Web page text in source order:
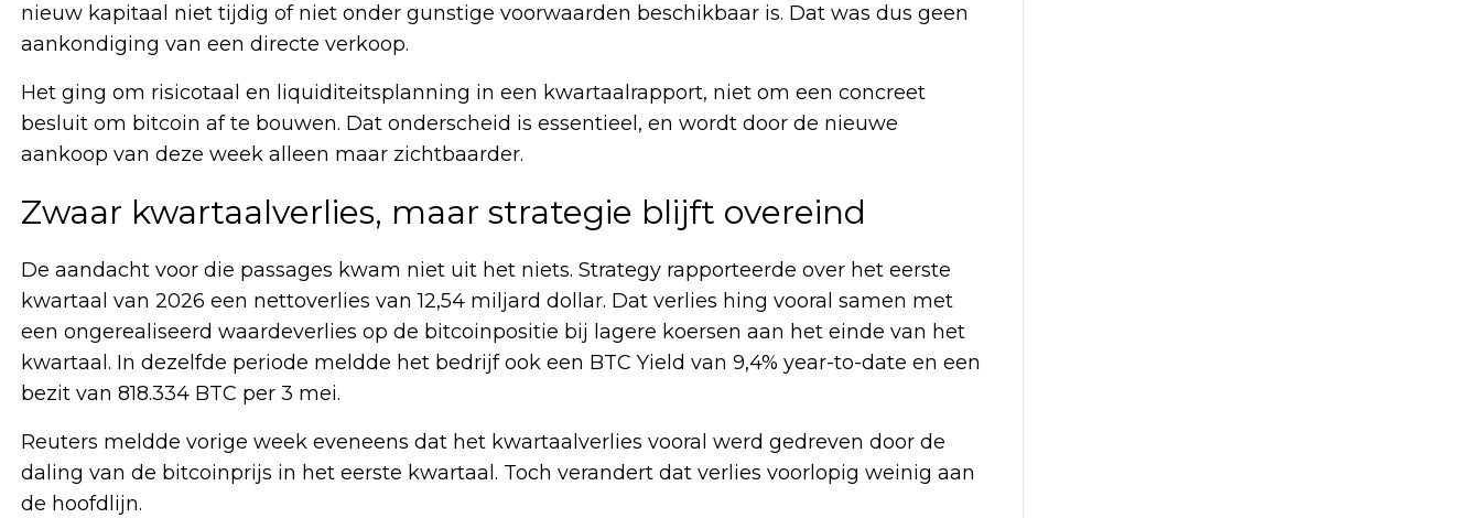
nieuw kapitaal niet tijdig of niet onder gunstige voorwaarden beschikbaar is. Dat was dus geen
aankondiging van een directe verkoop.
Het ging om risicotaal en liquiditeitsplanning in een kwartaalrapport, niet om een concreet
besluit om bitcoin af te bouwen. Dat onderscheid is essentieel, en wordt door de nieuwe
aankoop van deze week alleen maar zichtbaarder.
Zwaar kwartaalverlies, maar strategie blijft overeind
De aandacht voor die passages kwam niet uit het niets. Strategy rapporteerde over het eerste
kwartaal van 2026 een nettoverlies van 12,54 miljard dollar. Dat verlies hing vooral samen met
een ongerealiseerd waardeverlies op de bitcoinpositie bij lagere koersen aan het einde van het
kwartaal. In dezelfde periode meldde het bedrijf ook een BTC Yield van 9,4% year-to-date en een
bezit van 818.334 BTC per 3 mei.
Reuters meldde vorige week eveneens dat het kwartaalverlies vooral werd gedreven door de
daling van de bitcoinprijs in het eerste kwartaal. Toch verandert dat verlies voorlopig weinig aan
de hoofdlijn.